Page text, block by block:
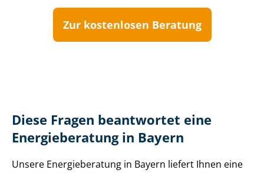
Zur kostenlosen Beratung
Diese Fragen beantwortet eine
Energieberatung in Bayern
Unsere Energieberatung in Bayern liefert Ihnen eine